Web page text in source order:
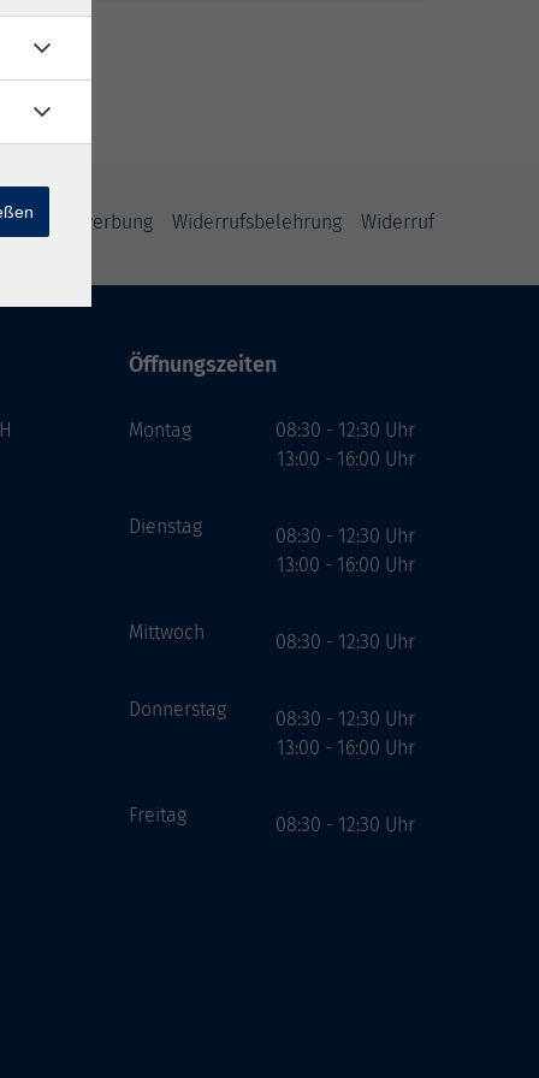
Bewerbung Widerrufsbelehrung Widerruf
Öffnungszeiten
Montag
Dienstag
Mittwoch
Donnerstag
Freitag
08:30 - 12:30 Uhr
13:00 - 16:00 Uhr
08:30 - 12:30 Uhr
13:00 - 16:00 Uhr
08:30 - 12:30 Uhr
08:30 - 12:30 Uhr
13:00 - 16:00 Uhr
08:30 - 12:30 Uhr